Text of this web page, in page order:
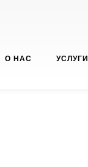
О НАС УСЛУГИ